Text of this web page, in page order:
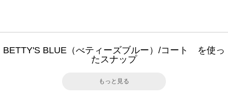
BETTY'S BLUE（べティーズブルー）/コート を使っ
たスナップ
もっと見る